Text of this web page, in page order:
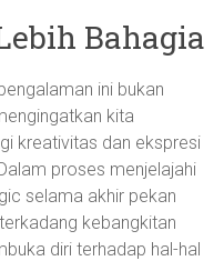
Bahagia
ini bukan
kita
kreativitas dan ekspresi
proses menjelajahi
selama akhir pekan
kebangkitan
diri terhadap hal-hal